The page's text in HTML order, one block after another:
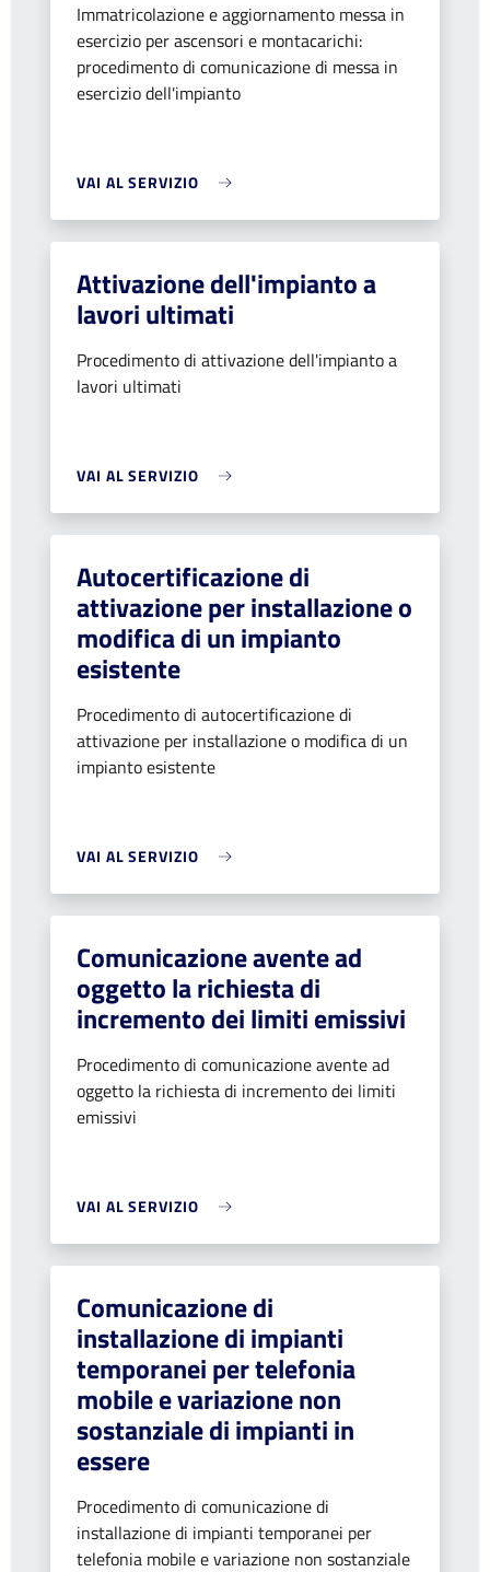
Immatricolazione e aggiornamento messa in
esercizio per ascensori e montacarichi:
procedimento di comunicazione di messa in
esercizio dell'impianto
VAI AL SERVIZIO
Attivazione dell'impianto a
lavori ultimati
Procedimento di attivazione dell'impianto a
lavori ultimati
VAI AL SERVIZIO
Autocertificazione di
attivazione per installazione o
modifica di un impianto
esistente
Procedimento di autocertificazione di
attivazione per installazione o modifica di un
impianto esistente
VAI AL SERVIZIO
Comunicazione avente ad
oggetto la richiesta di
incremento dei limiti emissivi
Procedimento di comunicazione avente ad
oggetto la richiesta di incremento dei limiti
emissivi
VAI AL SERVIZIO
Comunicazione di
installazione di impianti
temporanei per telefonia
mobile e variazione non
sostanziale di impianti in
essere
Procedimento di comunicazione di
installazione di impianti temporanei per
telefonia mobile e variazione non sostanziale